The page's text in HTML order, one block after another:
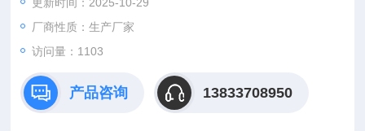
水泥混凝土胶砂耐磨试验机说明书
厂商性质：生产厂家
访问量：1103
产品咨询 13833708950